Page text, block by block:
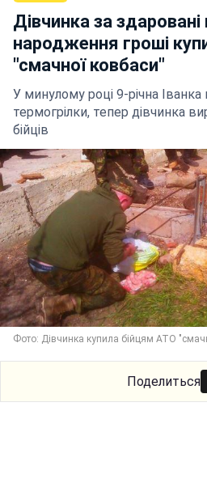
Дівчинка за
народження гроші
"смачної ковбаси"
У минулому році 9-річна Іванка
термогрілки, тепер дівчинка
бійців
Фото: Дівчинка купила бійцям АТО
Поделиться